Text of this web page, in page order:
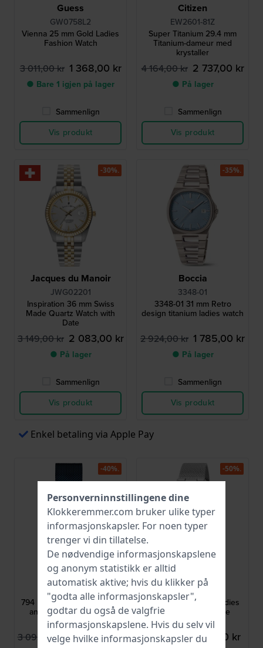
Guess
GW0758L2
Vienna 25 mm Gold Ladies
Fashion Watch
3 011,00 kr 1 368,00 kr
● Bare 1 igjen på lager
Sammenlign
Vis produkt
Citizen
EW2601-81Z
Super Titanium 29.4 mm
Titanium-dameur med
krystaller
4 164,00 kr 2 737,00 kr
● På lager
Sammenlign
Vis produkt
Jacques du Manoir
JWG02201
Inspiration 36 mm Swiss
Made Quartz Watch with
Date
3 149,00 kr 2 083,00 kr
● På lager
Sammenlign
Vis produkt
-30%.
Boccia
3348-01
3348-01 31 mm Retro
design titanium ladies watch
2 924,00 kr 1 785,00 kr
● På lager
Sammenlign
Vis produkt
-35%.
Enkel betaling via Apple Pay
Jacob Jensen
JJ794
794 New Line 29 mm Silver
and blue ladies design
quartz watch
3 093,00 kr 1 666,00 kr
-40%.
Esprit
ES1L189M0065
Betty 38 mm Silver Ladies
Watch with Day-Date
1 840,00 kr 833,00 kr
-50%.
Personverninnstillingene dine
Klokkeremmer.com bruker ulike typer
informasjonskapsler. For noen typer
trenger vi din tillatelse.
De nødvendige informasjonskapslene
og anonym statistikk er alltid
automatisk aktive; hvis du klikker på
"godta alle informasjonskapsler",
godtar du også de valgfrie
informasjonskapslene. Hvis du selv vil
velge hvilke informasjonskapsler du